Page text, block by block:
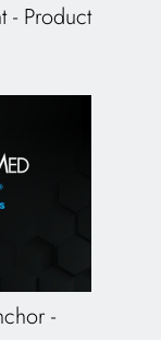
- Product
-